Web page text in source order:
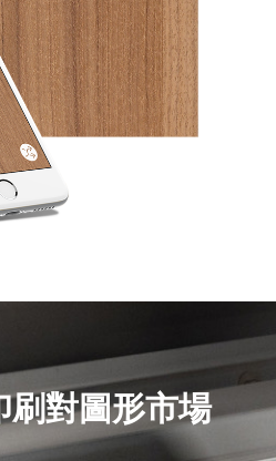
刷對圖形市場